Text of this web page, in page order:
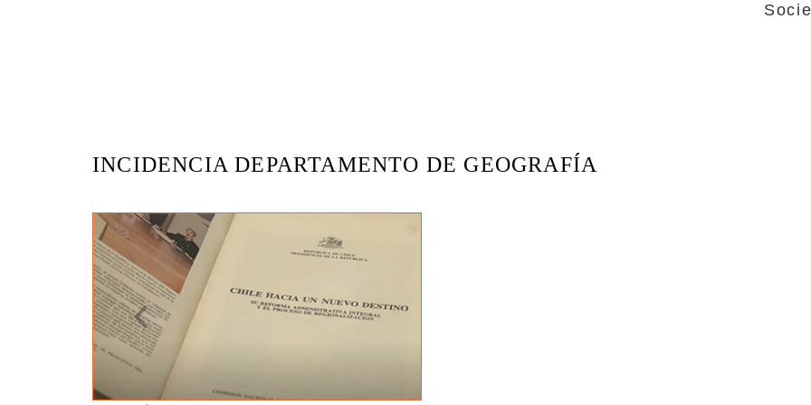
INCIDENCIA DEPARTAMENTO DE GEOGRAFÍA
Previous